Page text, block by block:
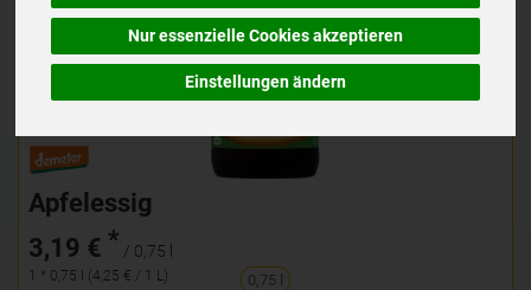
Nur essenzielle Cookies akzeptieren
Einstellungen ändern
Apfelessig
3,19 € * / 0,75 l
1 * 0,75 l (4,25 € / 1 L) 0,75 l